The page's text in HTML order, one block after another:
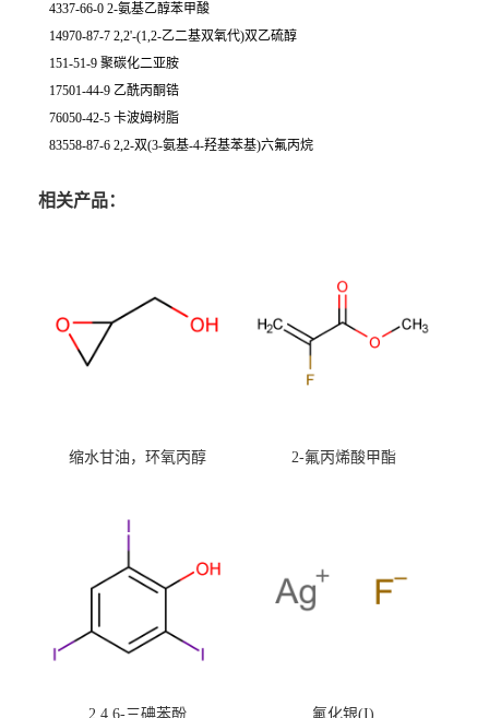
4337-66-0 2-氨基乙醇苯甲酸
14970-87-7 2,2'-(1,2-乙二基双氧代)双乙硫醇
151-51-9 聚碳化二亚胺
17501-44-9 乙酰丙酮锆
76050-42-5 卡波姆树脂
83558-87-6 2,2-双(3-氨基-4-羟基苯基)六氟丙烷
相关产品：
缩水甘油，环氧丙醇 2-氟丙烯酸甲酯
2,4,6-三碘苯酚 氟化银(I)